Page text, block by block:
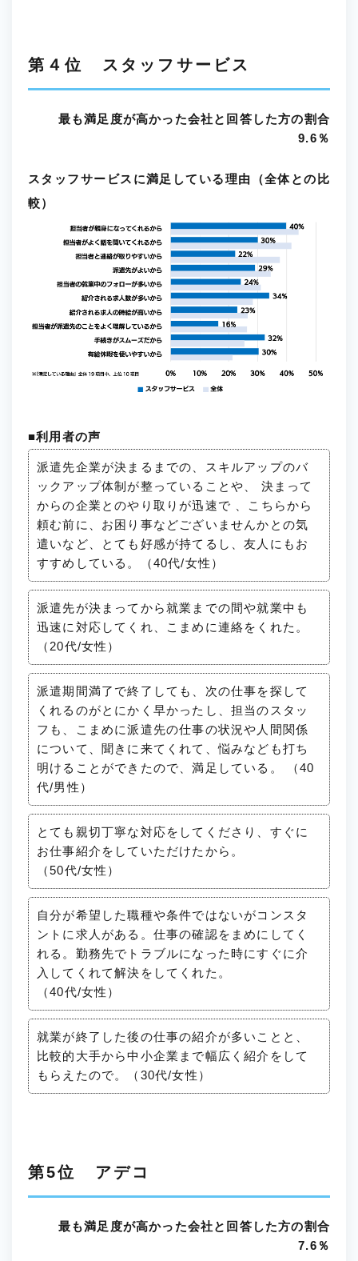
第４位 スタッフサービス
最も満足度が高かった会社と回答した方の割合
9.6％
スタッフサービスに満足している理由（全体との比
較）
■利用者の声
派遣先企業が決まるまでの、スキルアップのバ
ックアップ体制が整っていることや、 決まって
からの企業とのやり取りが迅速で 、こちらから
頼む前に、お困り事などございませんかとの気
遣いなど、とても好感が持てるし、友人にもお
すすめしている。（40代/女性）
派遣先が決まってから就業までの間や就業中も
迅速に対応してくれ、こまめに連絡をくれた。
（20代/女性）
派遣期間満了で終了しても、次の仕事を探して
くれるのがとにかく早かったし、担当のスタッ
フも、こまめに派遣先の仕事の状況や人間関係
について、聞きに来てくれて、悩みなども打ち
明けることができたので、満足している。 （40
代/男性）
とても親切丁寧な対応をしてくださり、すぐに
お仕事紹介をしていただけたから。
（50代/女性）
自分が希望した職種や条件ではないがコンスタ
ントに求人がある。仕事の確認をまめにしてく
れる。勤務先でトラブルになった時にすぐに介
入してくれて解決をしてくれた。
（40代/女性）
就業が終了した後の仕事の紹介が多いことと、
比較的大手から中小企業まで幅広く紹介をして
もらえたので。（30代/女性）
第5位 アデコ
最も満足度が高かった会社と回答した方の割合
7.6％